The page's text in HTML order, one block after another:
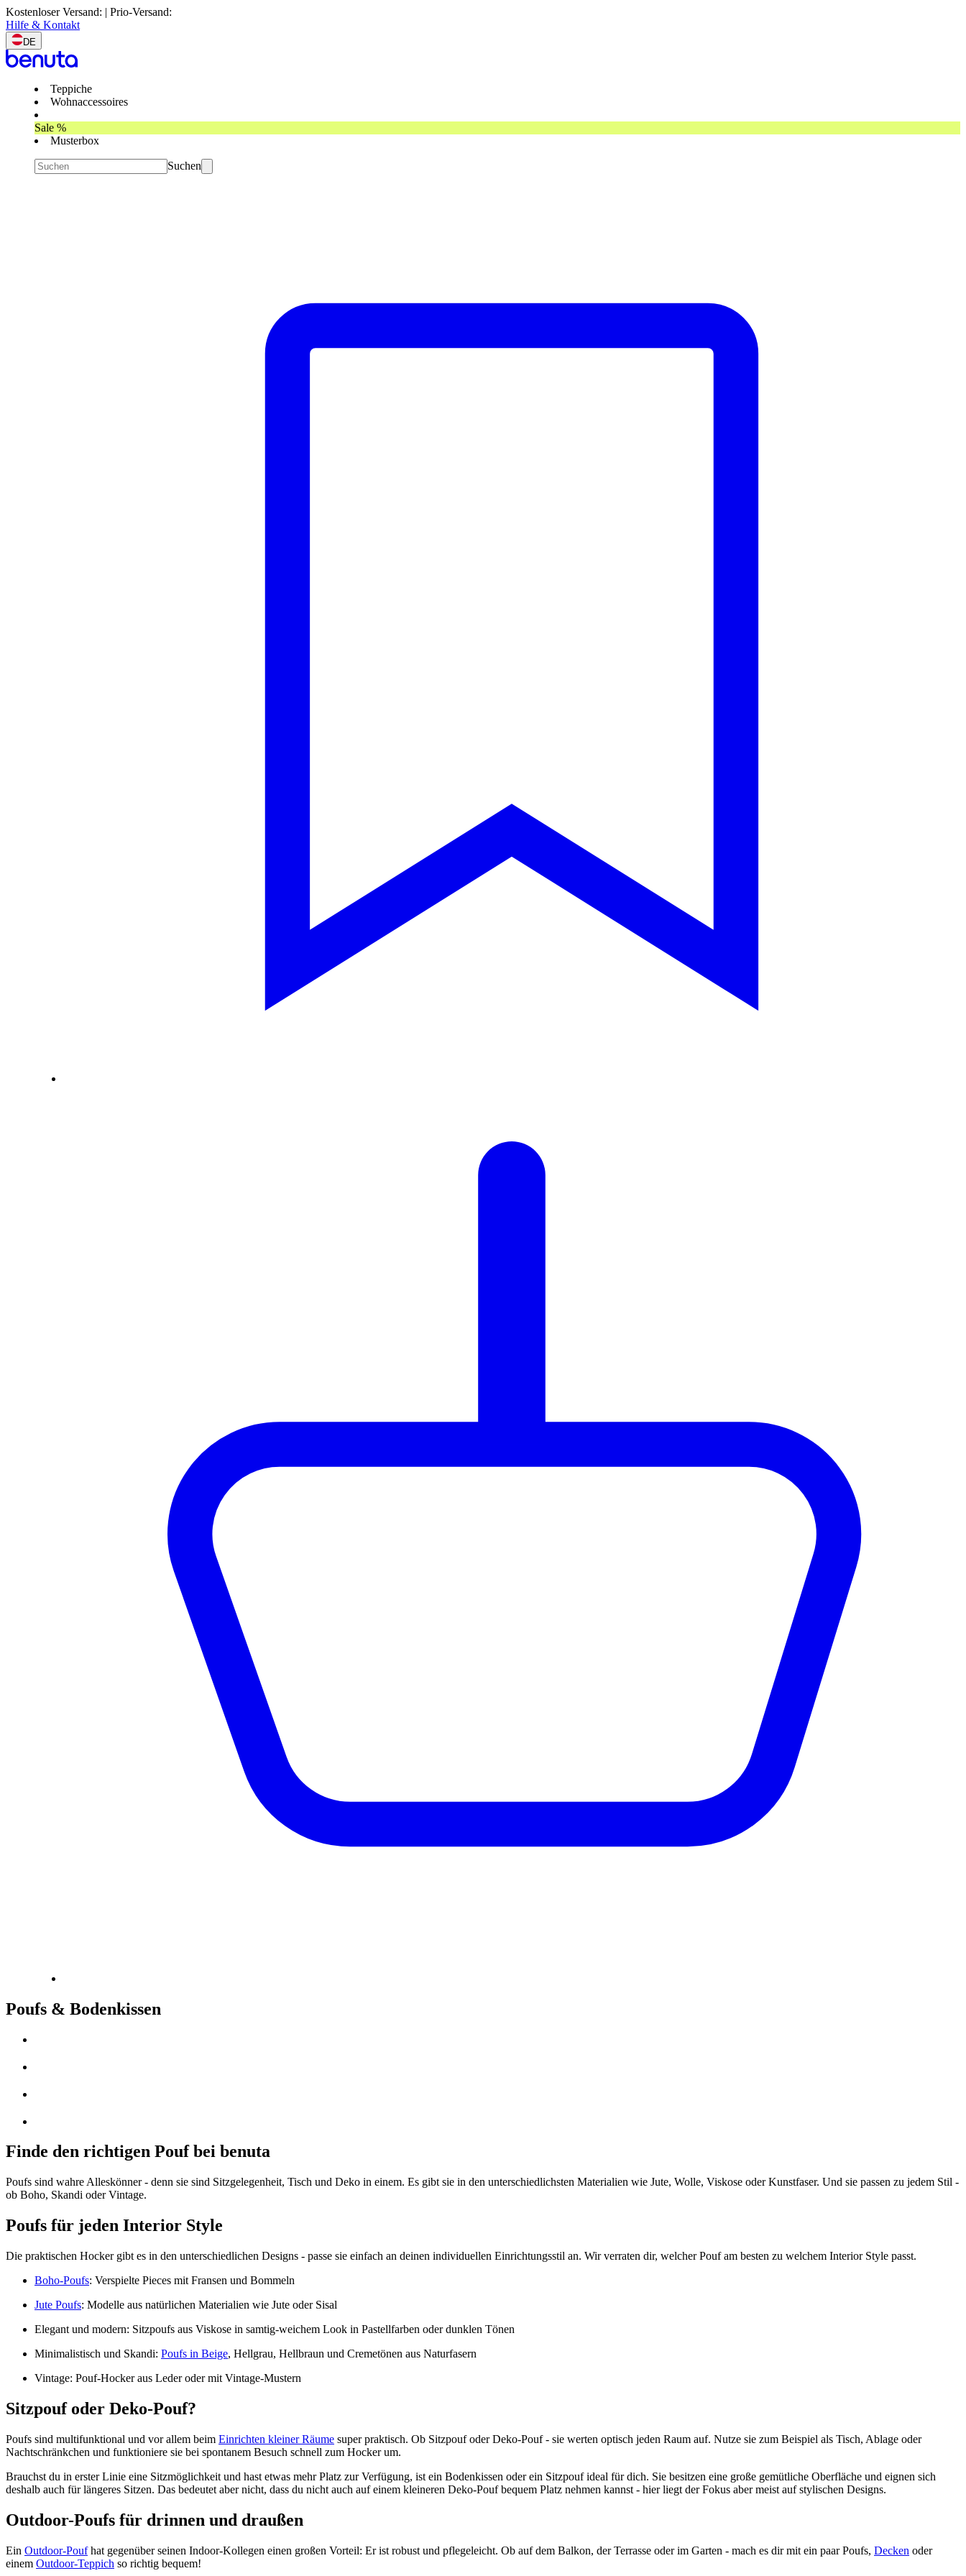
Kostenloser Versand: | Prio-Versand:
Hilfe & Kontakt
DE
Teppiche
Wohnaccessoires
Sale %
Musterbox
Suchen
Poufs & Bodenkissen
Finde den richtigen Pouf bei benuta
Poufs sind wahre Alleskönner - denn sie sind Sitzgelegenheit, Tisch und Deko in einem. Es gibt sie in den unterschiedlichsten Materialien wie Jute, Wolle, Viskose oder Kunstfaser. Und sie passen zu jedem Stil -
ob Boho, Skandi oder Vintage.
Poufs für jeden Interior Style
Die praktischen Hocker gibt es in den unterschiedlichen Designs - passe sie einfach an deinen individuellen Einrichtungsstil an. Wir verraten dir, welcher Pouf am besten zu welchem Interior Style passt.
Boho-Poufs: Verspielte Pieces mit Fransen und Bommeln
Jute Poufs: Modelle aus natürlichen Materialien wie Jute oder Sisal
Elegant und modern: Sitzpoufs aus Viskose in samtig-weichem Look in Pastellfarben oder dunklen Tönen
Minimalistisch und Skandi: Poufs in Beige, Hellgrau, Hellbraun und Cremetönen aus Naturfasern
Vintage: Pouf-Hocker aus Leder oder mit Vintage-Mustern
Sitzpouf oder Deko-Pouf?
Poufs sind multifunktional und vor allem beim Einrichten kleiner Räume super praktisch. Ob Sitzpouf oder Deko-Pouf - sie werten optisch jeden Raum auf. Nutze sie zum Beispiel als Tisch, Ablage oder
Nachtschränkchen und funktioniere sie bei spontanem Besuch schnell zum Hocker um.
Brauchst du in erster Linie eine Sitzmöglichkeit und hast etwas mehr Platz zur Verfügung, ist ein Bodenkissen oder ein Sitzpouf ideal für dich. Sie besitzen eine große gemütliche Oberfläche und eignen sich
deshalb auch für längeres Sitzen. Das bedeutet aber nicht, dass du nicht auch auf einem kleineren Deko-Pouf bequem Platz nehmen kannst - hier liegt der Fokus aber meist auf stylischen Designs.
Outdoor-Poufs für drinnen und draußen
Ein Outdoor-Poufhat gegenüber seinen Indoor-Kollegen einen großen Vorteil: Er ist robust und pflegeleicht. Ob auf dem Balkon, der Terrasse oder im Garten - mach es dir mit ein paar Poufs, Decken oder
einem Outdoor-Teppich so richtig bequem!